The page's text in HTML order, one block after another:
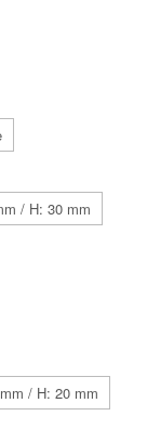
/ H: 30 mm
/ H: 20 mm